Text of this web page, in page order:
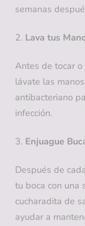
semanas
2. Lava tus
Antes de tocar
lávate las
antibacteriano
infección.
3. Enjuague
Después de
tu boca con una
cucharadita de
ayudar a